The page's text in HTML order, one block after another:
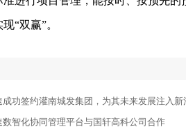
现“双赢”。
成功签约灌南城发集团，为其未来发展注入新
数智化协同管理平台与国轩高科公司合作